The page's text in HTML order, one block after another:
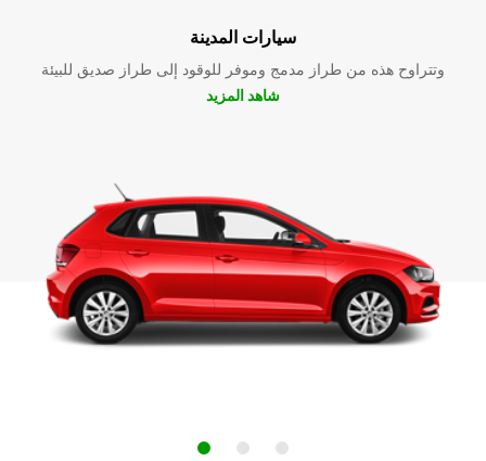
سيارات المدينة
وتتراوح هذه من طراز مدمج وموفر للوقود إلى طراز صديق للبيئة
شاهد المزيد